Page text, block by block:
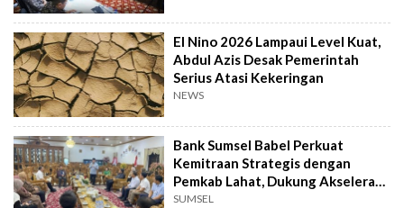
El Nino 2026 Lampaui Level Kuat,
Abdul Azis Desak Pemerintah
Serius Atasi Kekeringan
NEWS
Bank Sumsel Babel Perkuat
Kemitraan Strategis dengan
Pemkab Lahat, Dukung Akselerasi
Ekonomi Daerah
SUMSEL